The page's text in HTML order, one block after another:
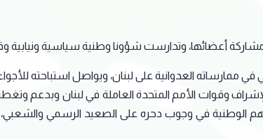
أعضائها، وتدارست شؤونا وطنية سياسية ونيابية
في ممارساته العدوانية على لبنان، ويواصل استباحته
وقوات الأمم المتحدة العاملة في لبنان وبدعم
الوطنية في وجوب دحره على الصعيد الرسمي